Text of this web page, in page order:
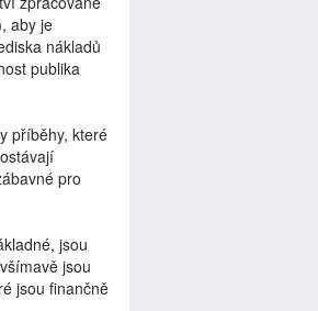
aby je
nákladů
publika
příběhy, které
pro
jsou
jsou
jsou finančně